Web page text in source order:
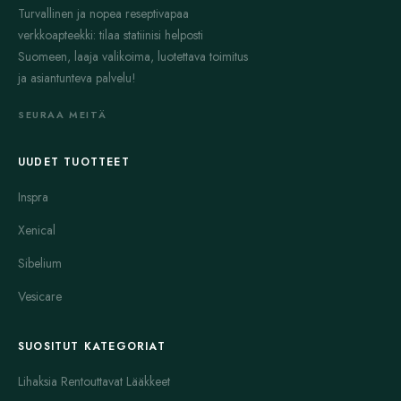
SR on pitkävaikutteinen versio, joka vapauttaa lääkkeen tasaisesti
päivän aikana.
Aldactone
on diureetti, joka poistaa ylimääräistä nestettä
kehosta. Se toimii myös aldosteroniantagonistina. Aldactone on
tehokas, kun verenpainetta vaivaa erityisesti nesteen kertymä ja
pahenemista.
soveltuu käytettäväksi sekä verenpaineeseen että sydämen
vajaatoimintaan. Se on yksi yleisimmin määrätyistä ACE-estäjistä.
Avapro
sivuvaikutuksia, kuten yskää. Se alentaa verenpainetta
tehokkaasti ja suojaa munuaisia.
Turvallinen ja nopea reseptivapaa
verkkoapteekki: tilaa statiinisi helposti
Suomeen, laaja valikoima, luotettava toimitus
ja asiantunteva palvelu!
SEURAA MEITÄ
UUDET TUOTTEET
Inspra
Xenical
Sibelium
Vesicare
SUOSITUT KATEGORIAT
Lihaksia Rentouttavat Lääkkeet